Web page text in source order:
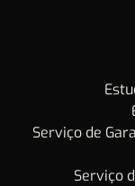
Serviço de
Serviço